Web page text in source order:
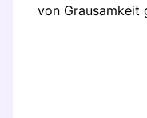
von Grausamkeit